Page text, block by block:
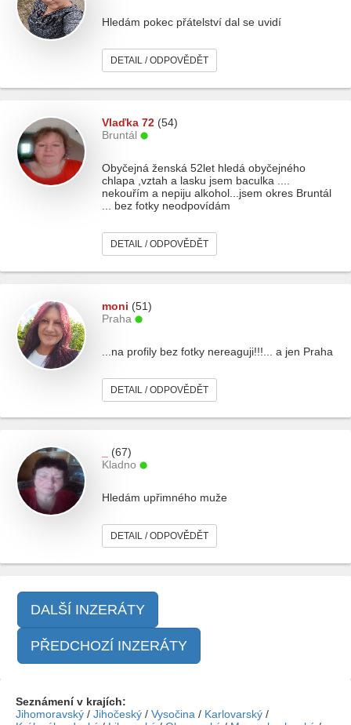
Hledám pokec přátelství dal se uvidí
DETAIL / ODPOVĚDĚT
Vlaďka 72 (54)
Bruntál
Obyčejná ženská 52let hledá obyčejného
chlapa ,vztah a lasku jsem baculka ....
nekouřím a nepiju alkohol...jsem okres Bruntál
... bez fotky neodpovídám
DETAIL / ODPOVĚDĚT
moni (51)
Praha
...na profily bez fotky nereaguji!!!... a jen Praha
DETAIL / ODPOVĚDĚT
(67)
Kladno
Hledám upřimného muže
DETAIL / ODPOVĚDĚT
DALŠÍ INZERÁTY
PŘEDCHOZÍ INZERÁTY
Seznámení v krajích:
Jihomoravský / Jihočeský / Vysočina / Karlovarský /